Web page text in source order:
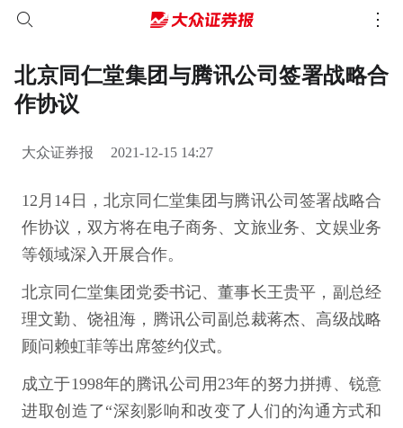
北京同仁堂集团与腾讯公司签署战略合
作协议
大众证券报 2021-12-15 14:27
12月14日，北京同仁堂集团与腾讯公司签署战略合
作协议，双方将在电子商务、文旅业务、文娱业务
等领域深入开展合作。
北京同仁堂集团党委书记、董事长王贵平，副总经
理文勤、饶祖海，腾讯公司副总裁蒋杰、高级战略
顾问赖虹菲等出席签约仪式。
成立于1998年的腾讯公司用23年的努力拼搏、锐意
进取创造了“深刻影响和改变了人们的沟通方式和